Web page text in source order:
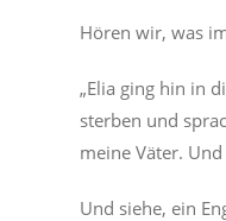
Hören wir, was
„Elia ging hin in
sterben und
meine Väter.
Und siehe, ein